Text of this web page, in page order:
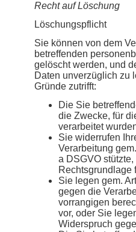
Recht auf Löschung
Löschungspflicht
Sie können von dem
betreffenden
gelöscht werden, und
Daten unverzüglich zu
Gründe zutrifft:
Die Sie
die Zwecke, für
verarbeitet
Sie widerrufen
Verarbeitung
a DSGVO
Rechtsgrundlage
Sie legen gem.
gegen die
vorrangigen
vor, oder Sie
Widerspruch